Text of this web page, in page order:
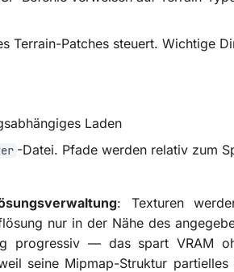
Terrain-Patches steuert. Wichtige
Laden
-Datei. Pfade werden relativ zum
: Texturen
nur in der Nähe des
progressiv — das spart VRAM
seine Mipmap-Struktur partielles